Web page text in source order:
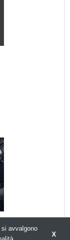
X
avvalgono